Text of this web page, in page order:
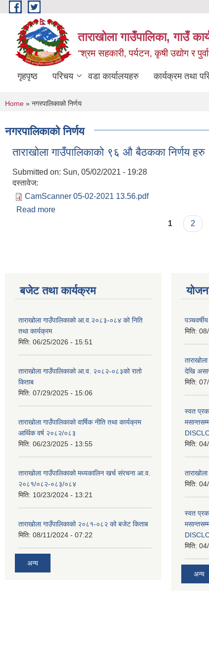
Skip to main content
ताराखोला गाउँपालिका, गाउँ
“श्रम सहकारी, पर्यटन, कृषी उद्योग र
गृहपृष्ठ परिचय वडा कार्यालयहरु कार्यक्रम तथा
You are here
Home » नगरपालिकाको निर्णय
नगरपालिकाको निर्णय
ताराखोला गाउँपालिकाको ९६ औ बैठकका निर्णय हरु
Submitted on: Sun, 05/02/2021 - 19:28
दस्तावेज:
CamScanner 05-02-2021 13.56.pdf
Read more
1 2
बजेट तथा कार्यक्रम
ताराखोला गाउँपालिकाको आ.व.२०८३-०८४ को निति
तथा कार्यक्रम
मिति: 06/25/2026 - 15:51
ताराखोला गाउँपालिकाको आ.व. २०८२-०८३को रातो
किताब
मिति: 07/29/2025 - 15:06
ताराखोला गाउँपालिकाको वार्षिक नीति तथा कार्यक्रम
आर्थिक वर्ष २०८२/०८३
मिति: 06/23/2025 - 13:55
ताराखोला गाउँपालिकाको मध्यकालिन खर्च संरचना आ.व.
२०८१/०८२-०८३/०८४
मिति: 10/23/2024 - 13:21
ताराखोला गाउँपालिकाको २०८१-०८२ को बजेट किताब
मिति: 08/11/2024 - 07:22
अन्य
मिति:
देखि
मिति:
स्वत
मिति:
मिति:
स्वत
मिति:
अन्य